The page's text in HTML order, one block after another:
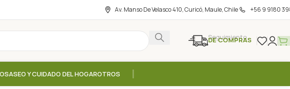
Av. Manso De Velasco 410, Curicó, Maule, Chile +56 9 9180
Seguimiento
DE COMPRAS
ASEO Y CUIDADO DEL HOGAROTROS